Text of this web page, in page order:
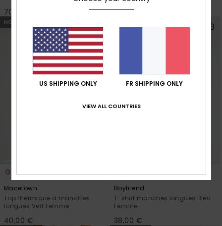
70,00 € 65,00 €
NOUVEAUTÉ
Macetown
Top thermique à manches
longues Vert Femme
40,00 €
Boyfriend
T-shirt manches longues Bleu
Femme
38,00 €
US SHIPPING ONLY FR SHIPPING ONLY
VIEW ALL COUNTRIES